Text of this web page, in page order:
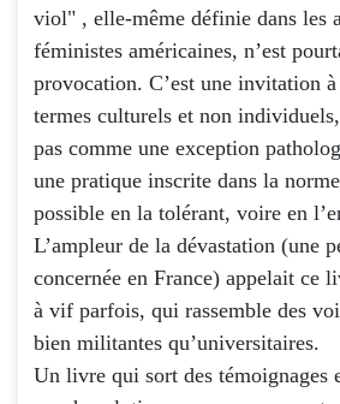
viol" , elle-même définie dans les
féministes américaines, n’est
provocation. C’est une invitation à
termes culturels et non
pas comme une exception
une pratique inscrite dans la
possible en la tolérant, voire en
L’ampleur de la dévastation (une
concernée en France) appelait ce
à vif parfois, qui rassemble des
bien militantes qu’universitaires.
Un livre qui sort des témoignages